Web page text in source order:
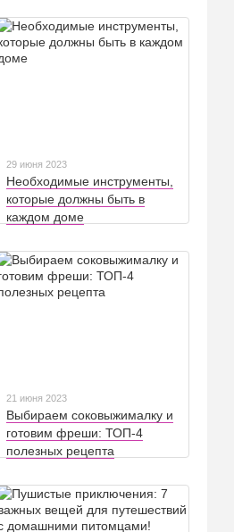
29 июня 2023
Необходимые инструменты,
которые должны быть в
каждом доме
21 июня 2023
Выбираем соковыжималку и
готовим фреши: ТОП-4
полезных рецепта